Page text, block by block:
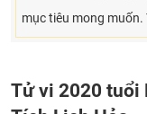
mục tiêu mong muốn.
Tử vi 2020 tuổi